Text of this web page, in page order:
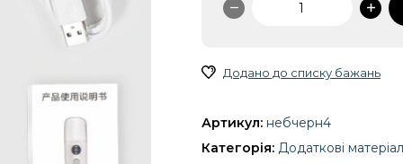
Додано до списку бажань
Артикул: небчерн4
Категорія: Додаткові